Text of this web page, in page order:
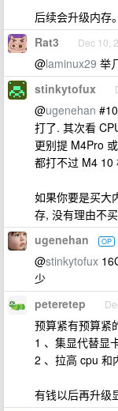
后续会升级内存
Rat3 Dec 10,
@laminux29 举
stinkytofux
@ugenehan
打了. 其次看
更别提 M4Pro
都打不过 M4 10
如果你要是买大
存, 没有理由不
ugenehan OP
@stinkytofux
少
peteretep
预算紧有预算紧
1 、集显代替显
2 、拉高 cpu 和
有钱以后再升级